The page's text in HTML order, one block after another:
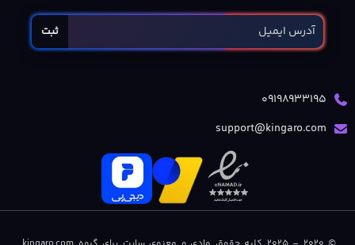
ثبت
09198933195
support@kingaro.com